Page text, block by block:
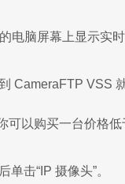
电脑屏幕上显示实
CameraFTP VSS
可以购买一台价格
击“IP 摄像头”。